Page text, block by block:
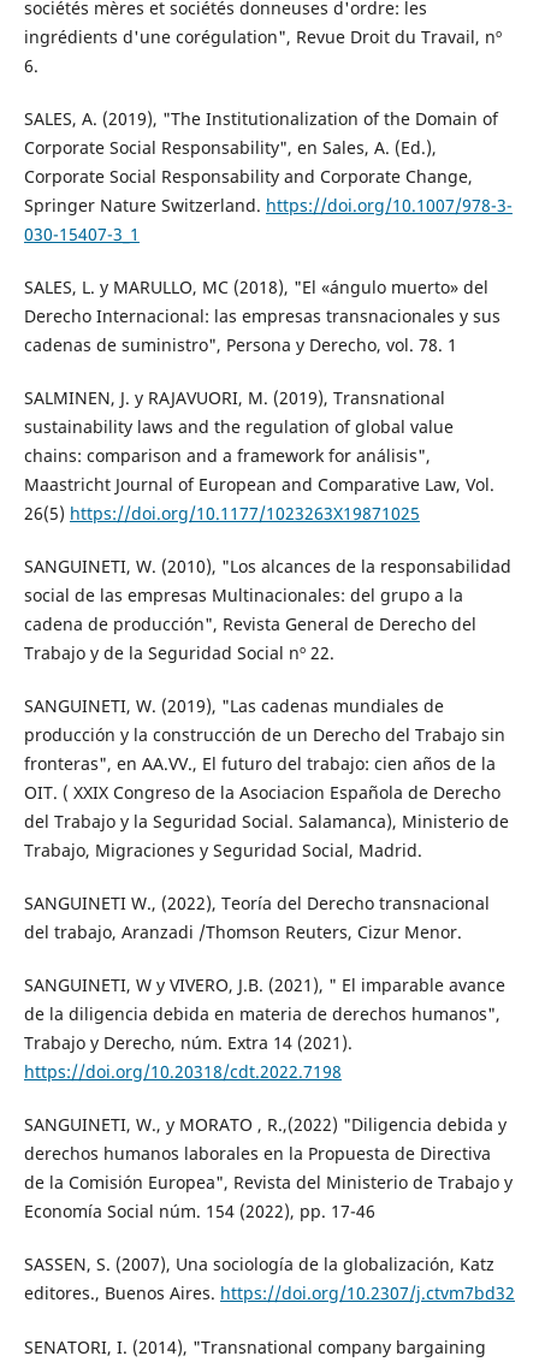
sociétés mères et sociétés donneuses d'ordre: les
ingrédients d'une corégulation", Revue Droit du Travail, nº
6.
SALES, A. (2019), "The Institutionalization of the Domain of
Corporate Social Responsability", en Sales, A. (Ed.),
Corporate Social Responsability and Corporate Change,
Springer Nature Switzerland. https://doi.org/10.1007/978-3-
030-15407-3_1
SALES, L. y MARULLO, MC (2018), "El «ángulo muerto» del
Derecho Internacional: las empresas transnacionales y sus
cadenas de suministro", Persona y Derecho, vol. 78. 1
SALMINEN, J. y RAJAVUORI, M. (2019), Transnational
sustainability laws and the regulation of global value
chains: comparison and a framework for análisis",
Maastricht Journal of European and Comparative Law, Vol.
26(5) https://doi.org/10.1177/1023263X19871025
SANGUINETI, W. (2010), "Los alcances de la responsabilidad
social de las empresas Multinacionales: del grupo a la
cadena de producción", Revista General de Derecho del
Trabajo y de la Seguridad Social nº 22.
SANGUINETI, W. (2019), "Las cadenas mundiales de
producción y la construcción de un Derecho del Trabajo sin
fronteras", en AA.VV., El futuro del trabajo: cien años de la
OIT. ( XXIX Congreso de la Asociacion Española de Derecho
del Trabajo y la Seguridad Social. Salamanca), Ministerio de
Trabajo, Migraciones y Seguridad Social, Madrid.
SANGUINETI W., (2022), Teoría del Derecho transnacional
del trabajo, Aranzadi /Thomson Reuters, Cizur Menor.
SANGUINETI, W y VIVERO, J.B. (2021), " El imparable avance
de la diligencia debida en materia de derechos humanos",
Trabajo y Derecho, núm. Extra 14 (2021).
https://doi.org/10.20318/cdt.2022.7198
SANGUINETI, W., y MORATO , R.,(2022) "Diligencia debida y
derechos humanos laborales en la Propuesta de Directiva
de la Comisión Europea", Revista del Ministerio de Trabajo y
Economía Social núm. 154 (2022), pp. 17-46
SASSEN, S. (2007), Una sociología de la globalización, Katz
editores., Buenos Aires. https://doi.org/10.2307/j.ctvm7bd32
SENATORI, I. (2014), "Transnational company bargaining